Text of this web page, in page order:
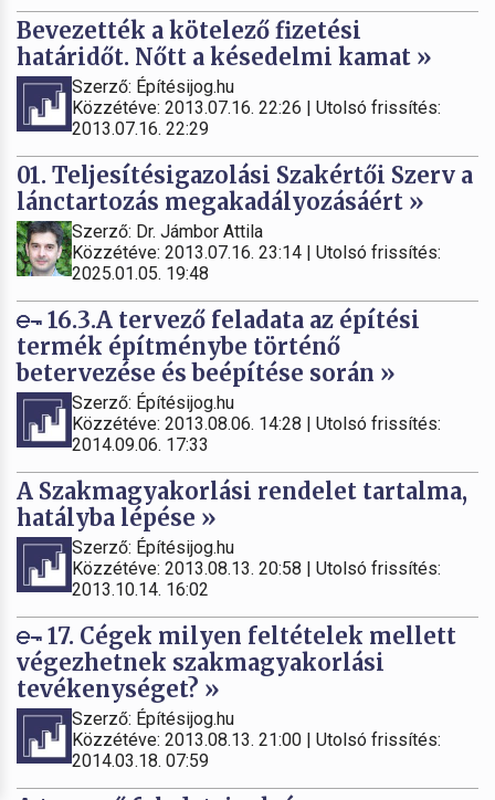
Bevezették a kötelező fizetési
határidőt. Nőtt a késedelmi kamat »
Szerző: Építésijog.hu
Közzétéve: 2013.07.16. 22:26 | Utolsó frissítés:
2013.07.16. 22:29
01. Teljesítésigazolási Szakértői Szerv a
lánctartozás megakadályozásáért »
Szerző: Dr. Jámbor Attila
Közzétéve: 2013.07.16. 23:14 | Utolsó frissítés:
2025.01.05. 19:48
16.3.A tervező feladata az építési
termék építménybe történő
betervezése és beépítése során »
Szerző: Építésijog.hu
Közzétéve: 2013.08.06. 14:28 | Utolsó frissítés:
2014.09.06. 17:33
A Szakmagyakorlási rendelet tartalma,
hatályba lépése »
Szerző: Építésijog.hu
Közzétéve: 2013.08.13. 20:58 | Utolsó frissítés:
2013.10.14. 16:02
17. Cégek milyen feltételek mellett
végezhetnek szakmagyakorlási
tevékenységet? »
Szerző: Építésijog.hu
Közzétéve: 2013.08.13. 21:00 | Utolsó frissítés:
2014.03.18. 07:59